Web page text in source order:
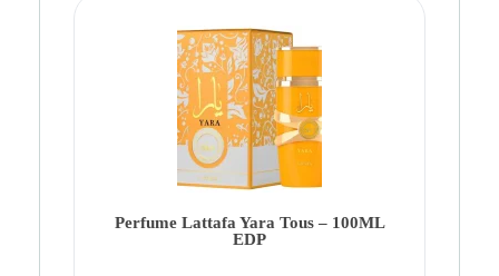
Perfume Lattafa Yara Tous – 100ML
EDP